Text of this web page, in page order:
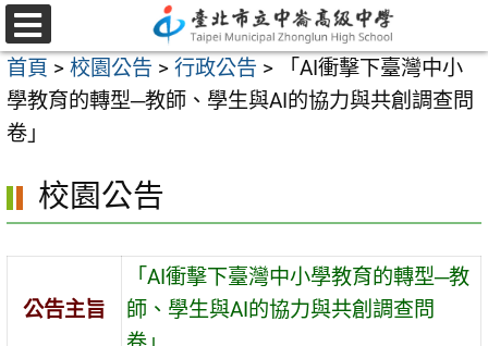
跳
至
主
要
內
區
選
單
首頁 > 校園公告 > 行政公告 >
「AI衝擊下臺灣中小
學教育的轉型─教師、學生與AI的協力與共創調查問
卷」
校園公告
公告主旨
「AI衝擊下臺灣中小學教育的轉型─教
師、學生與AI的協力與共創調查問